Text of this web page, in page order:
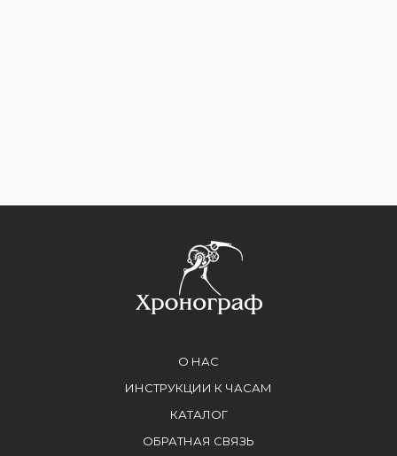
О НАС
ИНСТРУКЦИИ К ЧАСАМ
КАТАЛОГ
ОБРАТНАЯ СВЯЗЬ